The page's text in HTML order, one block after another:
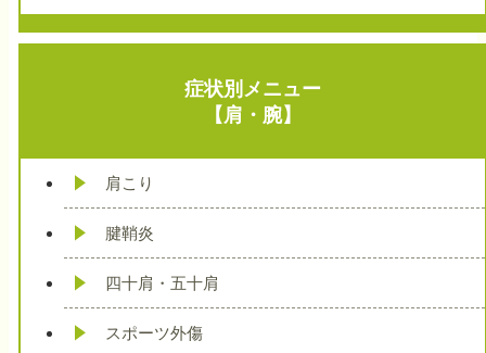
症状別メニュー
【肩・腕】
肩こり
腱鞘炎
四十肩・五十肩
スポーツ外傷